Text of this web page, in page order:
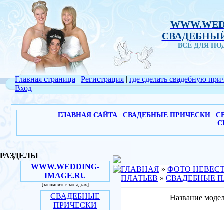
ВСЁ ДЛЯ
Главная страница | Регистрация |
Вход
где сделать свадебную
ГЛАВНАЯ САЙТА СВАДЕБНЫЕ ПРИЧЕСКИ
РАЗДЕЛЫ
WWW.WEDDING-
IMAGE.RU
[запомнить в закладках]
СВАДЕБНЫЕ
ПРИЧЕСКИ
ГЛАВНАЯ » ФОТО
ПЛАТЬЕВ » СВАДЕБНЫЕ
Название